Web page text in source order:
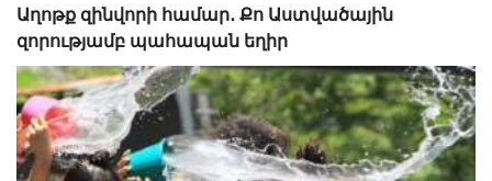
Աղոթք զինվորի համար․ Քո Աստվածային
զորությամբ պահապան եղիր